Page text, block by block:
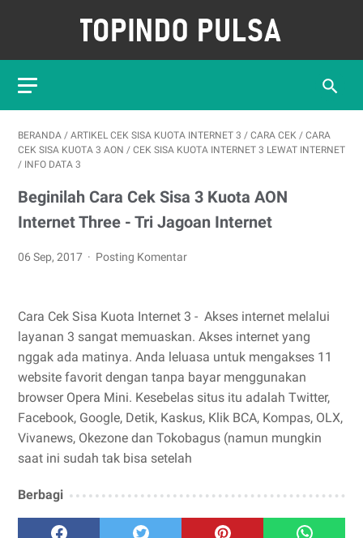
BERANDA / ARTIKEL CEK SISA KUOTA INTERNET 3 / CARA CEK / CARA
CEK SISA KUOTA 3 AON / CEK SISA KUOTA INTERNET 3 LEWAT INTERNET
/ INFO DATA 3
Beginilah Cara Cek Sisa 3 Kuota AON
Internet Three - Tri Jagoan Internet
06 Sep, 2017 Posting Komentar
Cara Cek Sisa Kuota Internet 3 - Akses internet melalui
layanan 3 sangat memuaskan. Akses internet yang
nggak ada matinya. Anda leluasa untuk mengakses 11
website favorit dengan tanpa bayar menggunakan
browser Opera Mini. Kesebelas situs itu adalah Twitter,
Facebook, Google, Detik, Kaskus, Klik BCA, Kompas, OLX,
Vivanews, Okezone dan Tokobagus (namun mungkin
saat ini sudah tak bisa setelah
Berbagi